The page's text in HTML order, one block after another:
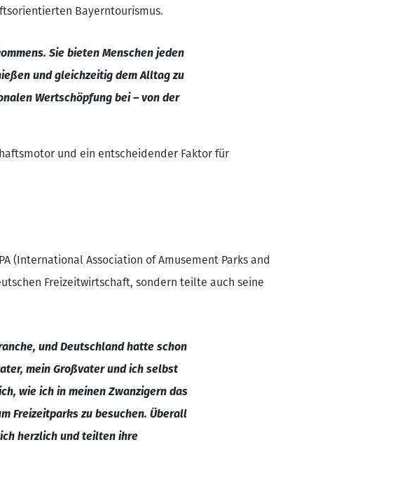
Bayerntourismus.
Sie bieten Menschen jeden
und gleichzeitig dem Alltag zu
Wertschöpfung bei – von der
und ein entscheidender Faktor für
(International Association of Amusement Parks and
Freizeitwirtschaft, sondern teilte auch seine
und Deutschland hatte schon
mein Großvater und ich selbst
wie ich in meinen Zwanzigern das
Freizeitparks zu besuchen. Überall
herzlich und teilten ihre